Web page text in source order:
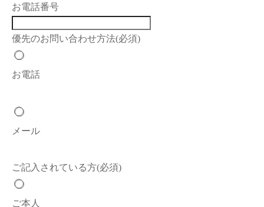
お電話番号
優先のお問い合わせ方法(必須)
お電話
メール
ご記入されている方(必須)
ご本人